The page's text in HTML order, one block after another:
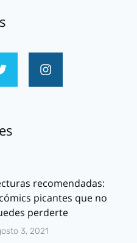
recomendadas:
picantes que no
perderte
3, 2021